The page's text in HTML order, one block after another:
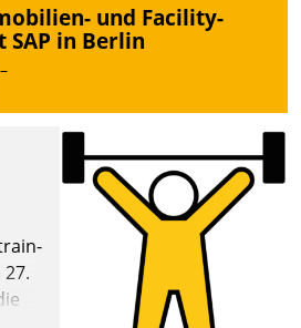
und Facility-
in Berlin
–